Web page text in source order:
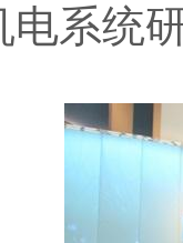
电系统